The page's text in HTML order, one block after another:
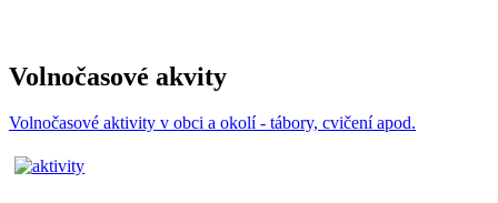
Volnočasové akvity
Volnočasové aktivity v obci a okolí - tábory, cvičení apod.